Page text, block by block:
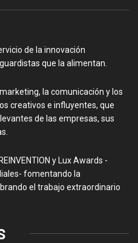
de la innovación
que la alimentan.
la comunicación y los
creativos e influyentes, que
de las empresas, sus
y Lux Awards -
fomentando la
el trabajo extraordinario